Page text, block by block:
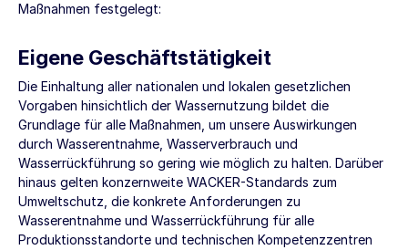
Maßnahmen festgelegt:
Eigene Geschäftstätigkeit
Die Einhaltung aller nationalen und lokalen gesetzlichen
Vorgaben hinsichtlich der Wassernutzung bildet die
Grundlage für alle Maßnahmen, um unsere Auswirkungen
durch Wasserentnahme, Wasserverbrauch und
Wasserrückführung so gering wie möglich zu halten. Darüber
hinaus gelten konzernweite WACKER-Standards zum
Umweltschutz, die konkrete Anforderungen zu
Wasserentnahme und Wasserrückführung für alle
Produktionsstandorte und technischen Kompetenzzentren